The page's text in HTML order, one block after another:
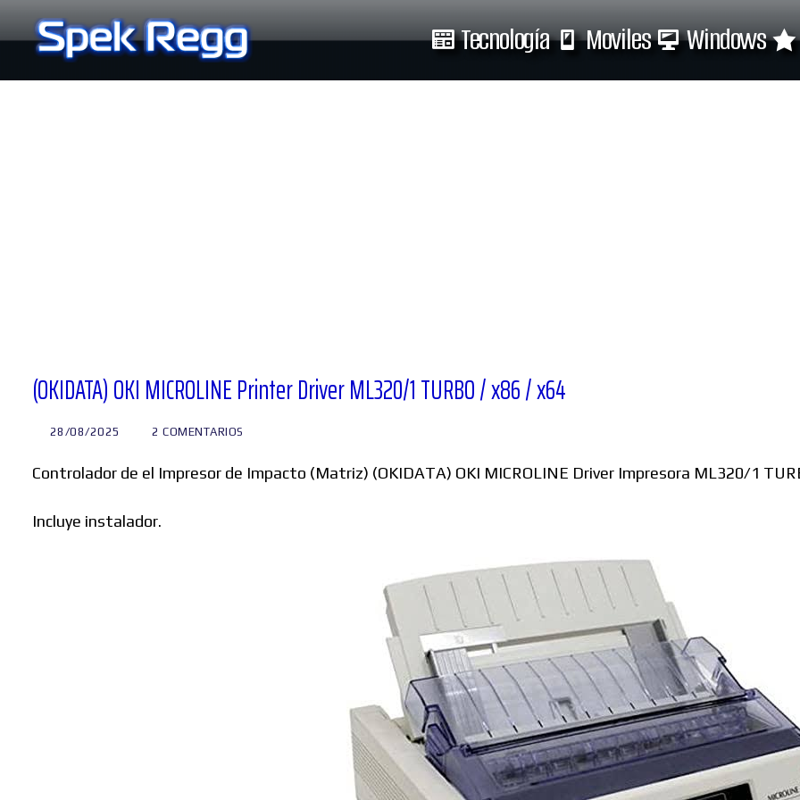
al
contenido
Tecnología Moviles Windows
Diversos
Soporte
(OKIDATA) OKI MICROLINE Printer Driver ML320/1 TURBO / x86 / x64
28/08/2025 2 COMENTARIOS
Controlador de el Impresor de Impacto (Matriz) (OKIDATA) OKI MICROLINE Driver Impresora ML320/1
Incluye instalador.